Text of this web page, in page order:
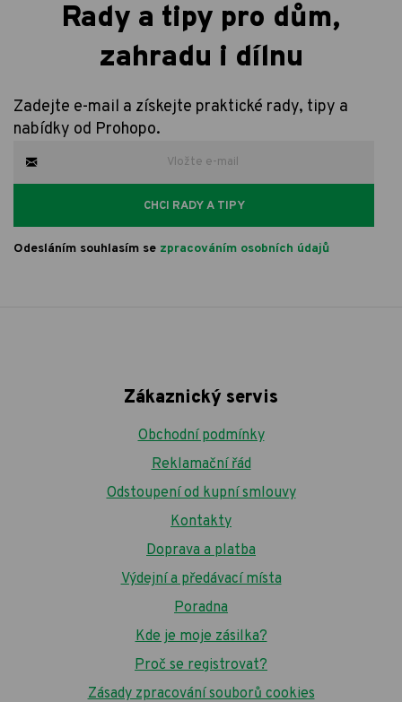
Rady a tipy pro dům,
zahradu i dílnu
Zadejte e-mail a získejte praktické rady, tipy a
nabídky od Prohopo.
CHCI RADY A TIPY
Odesláním souhlasím se zpracováním osobních údajů
Zákaznický servis
Obchodní podmínky
Reklamační řád
Odstoupení od kupní smlouvy
Kontakty
Doprava a platba
Výdejní a předávací místa
Poradna
Kde je moje zásilka?
Proč se registrovat?
Zásady zpracování souborů cookies